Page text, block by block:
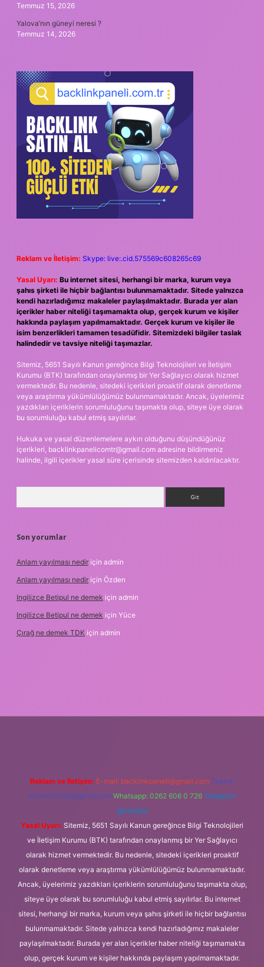
Temmuz 15, 2026
Yalova’nın güneyi neresi ?
Temmuz 14, 2026
Reklam ve İletişim: Skype: live:.cid.575569c608265c69
Yasal Uyarı: Bu internet sitesi, herhangi bir marka, kurum veya
şahıs şirketi ile hiçbir bağlantısı bulunmamaktadır. Sitede yalnızca
kendi hazırladığımız makaleler paylaşılmaktadır. Burada yer alan
içerikler haber niteliği taşımamakta olup, gerçek kurum ve kişiler
hakkında paylaşım yapılmamaktadır. Gerçek kurum ve kişiler ile
isim benzerlikleri tamamen tesadüfidir. Sitemizdeki bilgiler taslak
halindedir ve tavsiye niteliği taşımazlar.
Sitemiz, 5651 Sayılı Kanun gereğince Bilgi Teknolojileri ve İletişim
Kurumu (BTK) tarafından onaylanmış bir Yer Sağlayıcı olarak hizmet
vermektedir. Bu nedenle, sitedeki içerikleri proaktif olarak denetleme
veya araştırma yükümlülüğümüz bulunmamaktadır. Ancak, üyelerimiz
yazdıkları içeriklerin sorumluluğunu taşımakta olup, siteye üye olarak
bu sorumluluğu kabul etmiş sayılırlar.
Hukuka ve yasal düzenlemelere aykırı olduğunu düşündüğünüz
içerikleri, backlinkpanelicomtr@gmail.com adresine bildirmeniz
halinde, ilgili içerikler yasal süre içerisinde sitemizden kaldırılacaktır.
Son yorumlar
Anlam yayılması nedir için admin
Anlam yayılması nedir için Özden
Ingilizce Betipul ne demek için admin
Ingilizce Betipul ne demek için Yüce
Çırağ ne demek TDK için admin
Reklam ve İletişim: E-mail: backlinkpaneli@gmail.com Teams:
forumhizmeti@gmail.com Whatsapp: 0262 606 0 726 Telegram:
@karabul
Yasal Uyarı: Sitemiz, 5651 Sayılı Kanun gereğince Bilgi Teknolojileri
ve İletişim Kurumu (BTK) tarafından onaylanmış bir Yer Sağlayıcı
olarak hizmet vermektedir. Bu nedenle, sitedeki içerikleri proaktif
olarak denetleme veya araştırma yükümlülüğümüz bulunmamaktadır.
Ancak, üyelerimiz yazdıkları içeriklerin sorumluluğunu taşımakta olup,
siteye üye olarak bu sorumluluğu kabul etmiş sayılırlar. Bu internet
sitesi, herhangi bir marka, kurum veya şahıs şirketi ile hiçbir bağlantısı
bulunmamaktadır. Sitede yalnızca kendi hazırladığımız makaleler
paylaşılmaktadır. Burada yer alan içerikler haber niteliği taşımamakta
olup, gerçek kurum ve kişiler hakkında paylaşım yapılmamaktadır.